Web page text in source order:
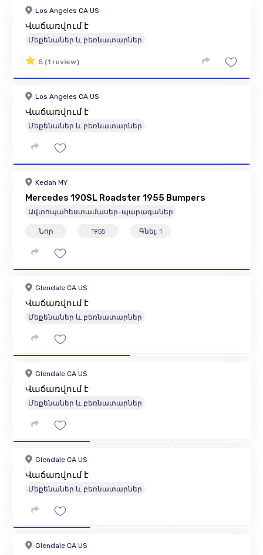
Los Angeles CA US
Վաճառվում է
Մեքենաներ և բեռնատարներ
5 (1 review)
Los Angeles CA US
Վաճառվում է
Մեքենաներ և բեռնատարներ
Kedah MY
Mercedes 190SL Roadster 1955 Bumpers
Ավտոպահեստամասեր-պարագաներ
Նոր 1955 Գնել: 1
Glendale CA US
Վաճառվում է
Մեքենաներ և բեռնատարներ
Glendale CA US
Վաճառվում է
Մեքենաներ և բեռնատարներ
Glendale CA US
Վաճառվում է
Մեքենաներ և բեռնատարներ
Glendale CA US